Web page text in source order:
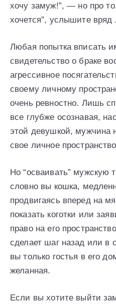
хочу замуж!”, — но про
хочется”, услышите вряд
Любая попытка вписать
свидетельство о браке
агрессивное
своему личному
очень ревностно. Лишь
все глубже осознавая,
этой девушкой, мужчина
свое личное
Но “осваивать” мужскую
словно вы кошка,
продвигаясь вперед на
показать коготки или
право на его
сделает шаг назад или в
вы только гостья в его
желанная.
Если вы хотите выйти